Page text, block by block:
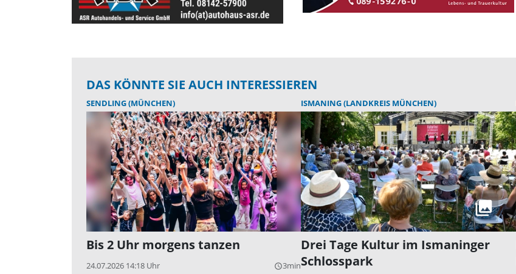
DAS KÖNNTE SIE AUCH INTERESSIEREN
SENDLING (MÜNCHEN)
Bis 2 Uhr morgens tanzen
24.07.2026 14:18 Uhr query_builder3min
ISMANING (LANDKREIS MÜNCHEN)
Drei Tage Kultur im Ismaninger
Schlosspark